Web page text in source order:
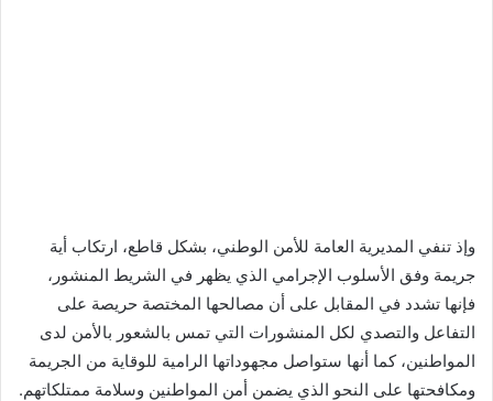
وإذ تنفي المديرية العامة للأمن الوطني، بشكل قاطع، ارتكاب أية
جريمة وفق الأسلوب الإجرامي الذي يظهر في الشريط المنشور،
فإنها تشدد في المقابل على أن مصالحها المختصة حريصة على
التفاعل والتصدي لكل المنشورات التي تمس بالشعور بالأمن لدى
المواطنين، كما أنها ستواصل مجهوداتها الرامية للوقاية من الجريمة
ومكافحتها على النحو الذي يضمن أمن المواطنين وسلامة ممتلكاتهم.